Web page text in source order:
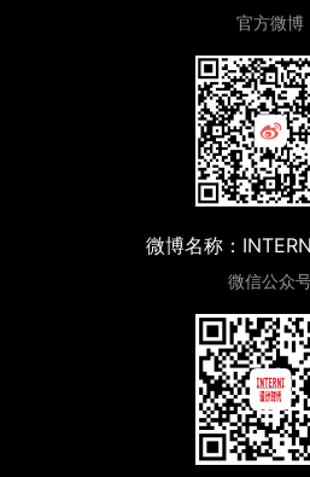
官方微博
微博名称：
微信公众